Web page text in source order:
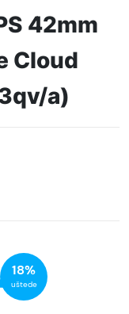
42mm
Cloud
a)
18%
uštede